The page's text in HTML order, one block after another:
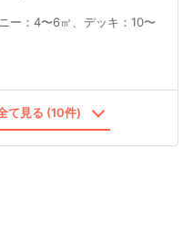
ー：4〜6㎡、デッキ：10〜
て見る (10件)